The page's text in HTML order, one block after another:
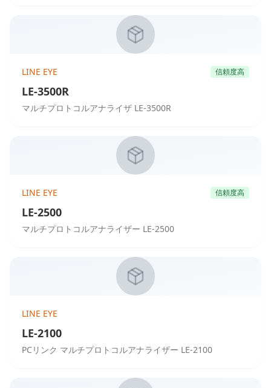
LINE EYE 信頼度高
LE-3500R
マルチプロトコルアナライザ LE-3500R
LINE EYE 信頼度高
LE-2500
マルチプロトコルアナライザー LE-2500
LINE EYE
LE-2100
PCリンク マルチプロトコルアナライザー LE-2100